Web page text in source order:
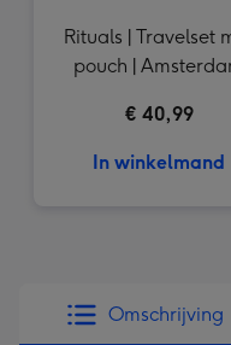
Rituals | Travelset
pouch |
€ 40,99
In winkelmand
Omschrijving